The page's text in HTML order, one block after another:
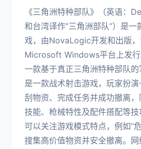
《三角洲特种部队》（英语：
和台湾译作“三角洲部队”）是
戏，由NovaLogic开发和出版
Microsoft Windows平台上发
一款基于真正三角洲特种部队的
是一款战术射击游戏，玩家扮
刮物资、完成任务并成功撤离
技能、枪械特性及配件搭配等技
可以关注游戏模式特点，例如“
搜集高价值物资并安全撤离。